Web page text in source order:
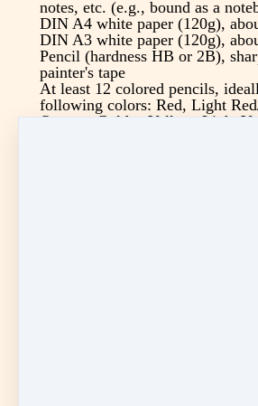
notes, etc. (e.g., bound as a
DIN A4 white paper (120g),
DIN A3 white paper (120g),
Pencil (hardness HB or 2B),
painter's tape
At least 12 colored pencils,
following colors: Red, Light
Orange, Golden Yellow, Light